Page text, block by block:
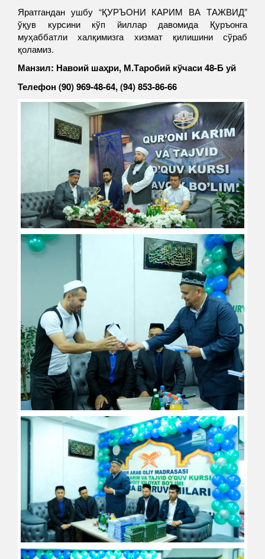
Яратгандан ушбу “ҚУРЪОНИ КАРИМ ВА ТАЖВИД”
ўқув курсини кўп йиллар давомида Қуръонга
муҳаббатли халқимизга хизмат қилишини сўраб
қоламиз.
Манзил: Навоий шаҳри, М.Таробий кўчаси 48-Б уй
Телефон (90) 969-48-64, (94) 853-86-66